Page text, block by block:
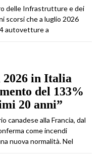
delle Infrastrutture e dei
scorsi che a luglio 2026
autovetture a
in Italia
del 133%
20 anni”
canadese alla Francia, dal
come incendi
nuova normalità. Nel